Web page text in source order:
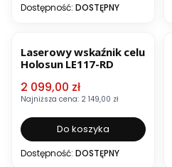
Dostępność: DOSTĘPNY
Laserowy wskaźnik celu
Holosun LE117-RD
Cena promocyjna
2 099,00 zł
Najniższa cena: 2 149,00 zł
Do koszyka
Dostępność: DOSTĘPNY